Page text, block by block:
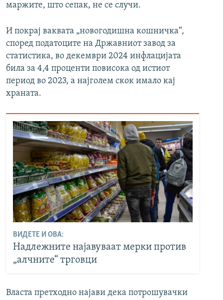
маржите, што сепак, не се случи.
И покрај ваквата „новогодишна кошничка“,
според податоците на Државниот завод за
статистика, во декември 2024 инфлацијата
била за 4,4 проценти повисока од истиот
период во 2023, а најголем скок имало кај
храната.
ВИДЕТЕ И ОВА:
Надлежните најавуваат мерки против
„алчните“ трговци
Власта претходно најави дека потрошувачки